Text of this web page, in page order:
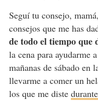
Seguí tu consejo,
consejos que me has
de todo el tiempo que
la cena para ayudarme
mañanas de sábado en
llevarme a comer un
los que me diste